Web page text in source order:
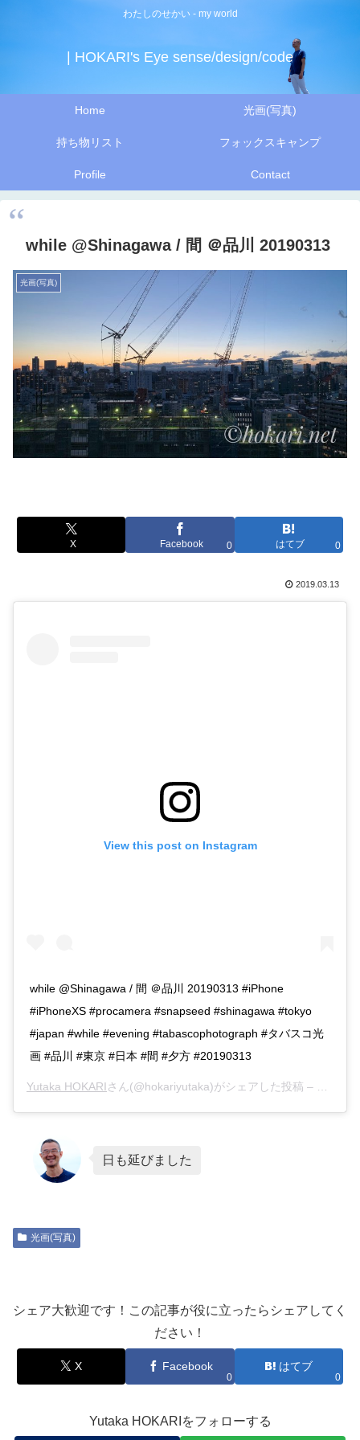
わたしのせかい - my world
| HOKARI's Eye sense/design/code
Home 光画(写真)
持ち物リスト フォックスキャンプ
Profile Contact
while @Shinagawa / 間 ＠品川 20190313
光画(写真)
X Facebook 0 はてブ 0
2019.03.13
View this post on Instagram
while @Shinagawa / 間 ＠品川 20190313 #iPhone
#iPhoneXS #procamera #snapseed #shinagawa #tokyo
#japan #while #evening #tabascophotograph #タバスコ光
画 #品川 #東京 #日本 #間 #夕方 #20190313
Yutaka HOKARIさん(@hokariyutaka)がシェアした投稿 – 2019年
日も延びました
光画(写真)
シェア大歓迎です！この記事が役に立ったらシェアしてく
ださい！
X Facebook
0
はてブ
0
Yutaka HOKARIをフォローする